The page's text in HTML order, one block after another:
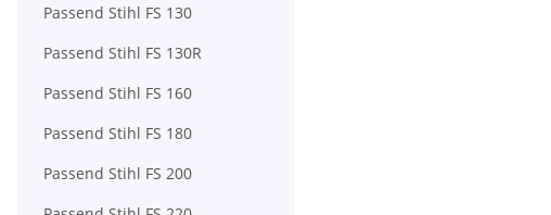
Passend Stihl FS 130
Passend Stihl FS 130R
Passend Stihl FS 160
Passend Stihl FS 180
Passend Stihl FS 200